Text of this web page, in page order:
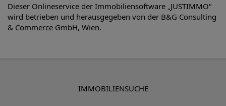
Dieser Onlineservice der Immobiliensoftware „JUSTIMMO“
wird betrieben und herausgegeben von der B&G Consulting
& Commerce GmbH, Wien.
IMMOBILIENSUCHE